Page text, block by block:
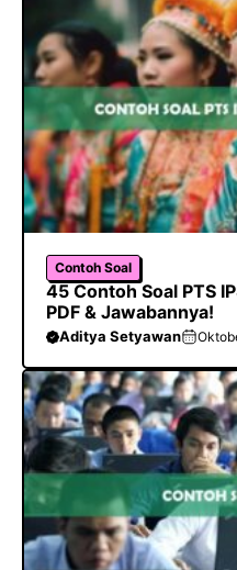
Contoh Soal
45 Contoh Soal PTS
PDF & Jawabannya!
Aditya Setyawan